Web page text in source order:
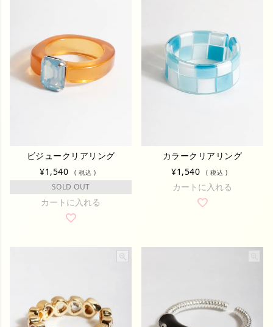
ビジュークリアリング
¥1,540 税込
SOLD OUT
カートに入れる
カラークリアリング
¥1,540 税込
カートに入れる